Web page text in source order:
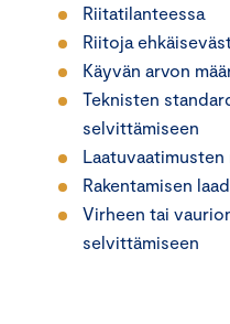
Riitatilanteessa
Riitoja
Käyvän arvon
Teknisten
selvittämiseen
Rakentamisen
Virheen tai
selvittämiseen